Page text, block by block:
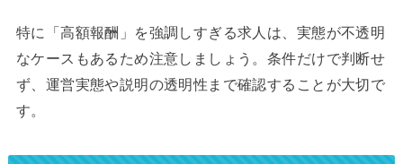
特に「高額報酬」を強調しすぎる求人は、実態が不透明
なケースもあるため注意しましょう。条件だけで判断せ
ず、運営実態や説明の透明性まで確認することが大切で
す。